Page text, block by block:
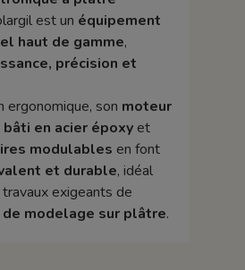
est un équipement
haut de gamme,
précision et
ergonomique, son moteur
bâti en acier époxyet
modulables en font
et durable, idéal
exigeants de
modelage sur plâtre.